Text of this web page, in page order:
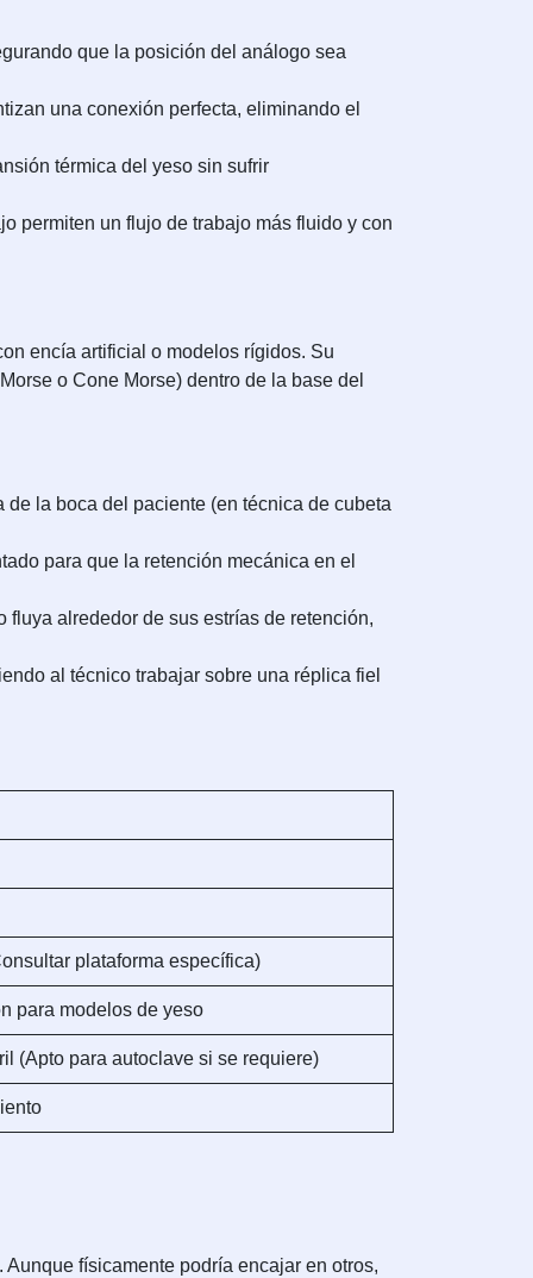
que la posición del análogo sea
una conexión perfecta, eliminando el
térmica del yeso sin sufrir
permiten un flujo de trabajo más fluido y con
encía artificial o modelos rígidos. Su
o Cone Morse) dentro de la base del
la boca del paciente (en técnica de cubeta
para que la retención mecánica en el
alrededor de sus estrías de retención,
al técnico trabajar sobre una réplica fiel
plataforma específica)
para modelos de yeso
(Apto para autoclave si se requiere)
. Aunque físicamente podría encajar en otros,